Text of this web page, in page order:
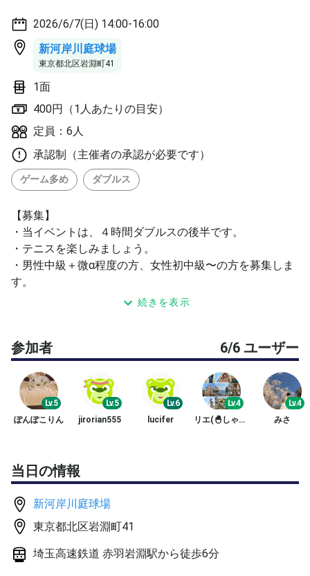
2026/6/7(日) 14:00-16:00
新河岸川庭球場
東京都北区岩淵町41
1面
400円（1人あたりの目安）
定員：6人
承認制（主催者の承認が必要です）
ゲーム多め ダブルス
【募集】
・当イベントは、４時間ダブルスの後半です。
・テニスを楽しみましょう。
・男性中級＋微α程度の方、女性初中級〜の方を募集しま
す。
・ゲームを楽しめる方。
す。
・初中級の方は、学生時代部活（大会参加）でテニスをし
ていた方か戦績はあるが、復帰中の方とします。
・承認は、戦績等を参考にします。
ェームス １時間毎に交換）諸費を人数割りします。参加
費は現金、paypay
【その他】
・コートは、ハードコートです。
・ゲームは、４消化ノーアドです。
・アップは、15分くらいします。
続きを表示
参加者 6/6 ユーザー
Lv.5
ぽんぽこりん
Lv.5
jirorian555
Lv.6
lucifer
Lv.4
リエ(🐣しゃきぴよ🐥)
Lv.4
みさ
当日の情報
新河岸川庭球場
東京都北区岩淵町41
埼玉高速鉄道 赤羽岩淵駅から徒歩6分